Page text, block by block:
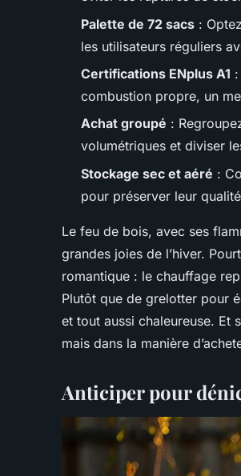
Palette de 72 sacs :
les utilisateurs réguliers
Certifications ENplus A1
combustion propre, un
Achat groupé :
volumétriques et diviser
Stockage sec et aéré :
pour préserver leur
Le feu de bois, avec ses
grandes joies de l’hiver.
romantique : le chauffage
Plutôt que de grelotter pour
et tout aussi chaleureuse. Et
mais dans la manière
Anticiper pour